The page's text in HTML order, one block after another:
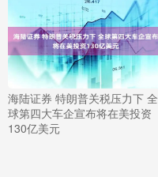
海陆证券 特朗普关税压力下 全
球第四大车企宣布将在美投资
130亿美元